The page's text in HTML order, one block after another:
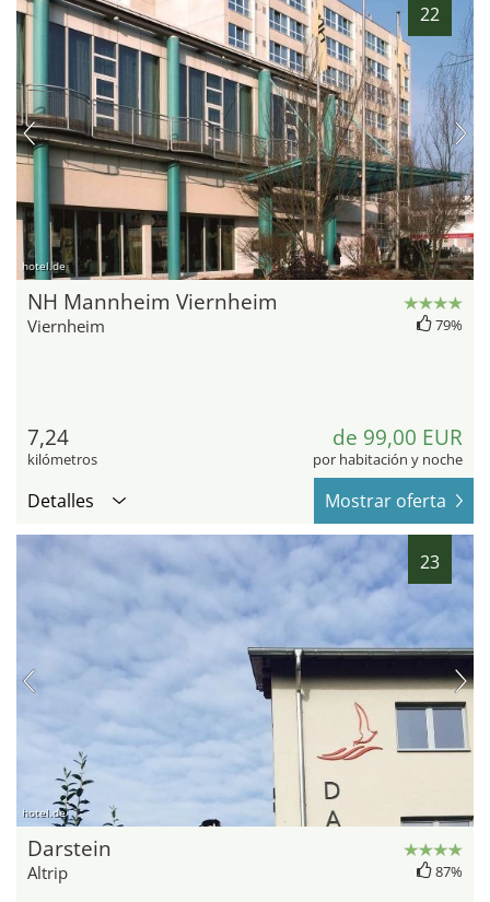
22
hotel.de
NH Mannheim Viernheim
Viernheim 79%
7,24
kilómetros
de 99,00 EUR
por habitación y noche
Detalles Mostrar oferta
23
hotel.de
Darstein
Altrip 87%